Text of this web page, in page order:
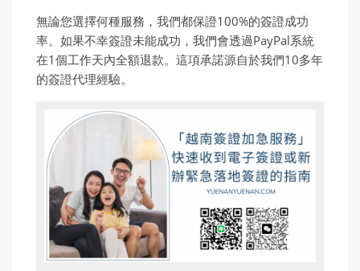
無論您選擇何種服務，我們都保證100%的簽證成功
率。如果不幸簽證未能成功，我們會透過PayPal系統
在1個工作天內全額退款。這項承諾源自於我們10多年
的簽證代理經驗。